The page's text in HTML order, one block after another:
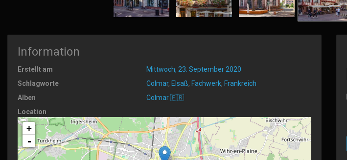
Information
Erstellt am
Mittwoch, 23. September 2020
Schlagworte
Colmar, Elsaß, Fachwerk, Frankreich
Alben
Colmar 🇫🇷
Location
+
-